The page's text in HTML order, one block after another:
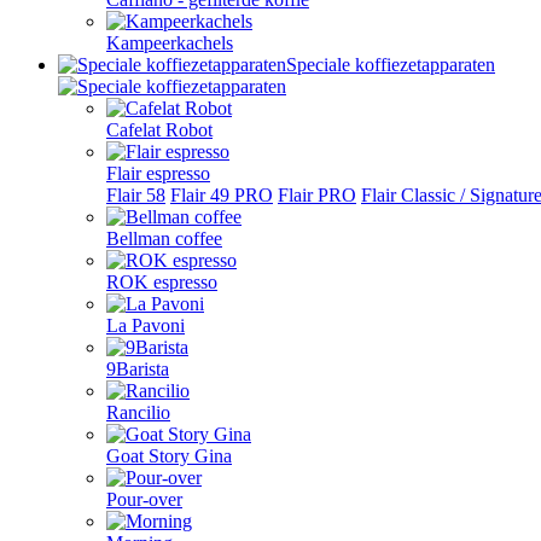
Kampeerkachels
Speciale koffiezetapparaten
Cafelat Robot
Flair espresso
Flair 58 Flair 49 PRO Flair PRO Flair Classic / Signature
Bellman coffee
ROK espresso
La Pavoni
9Barista
Rancilio
Goat Story Gina
Pour-over